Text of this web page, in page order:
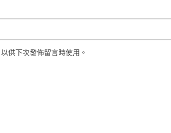
供下次發佈留言時使用。